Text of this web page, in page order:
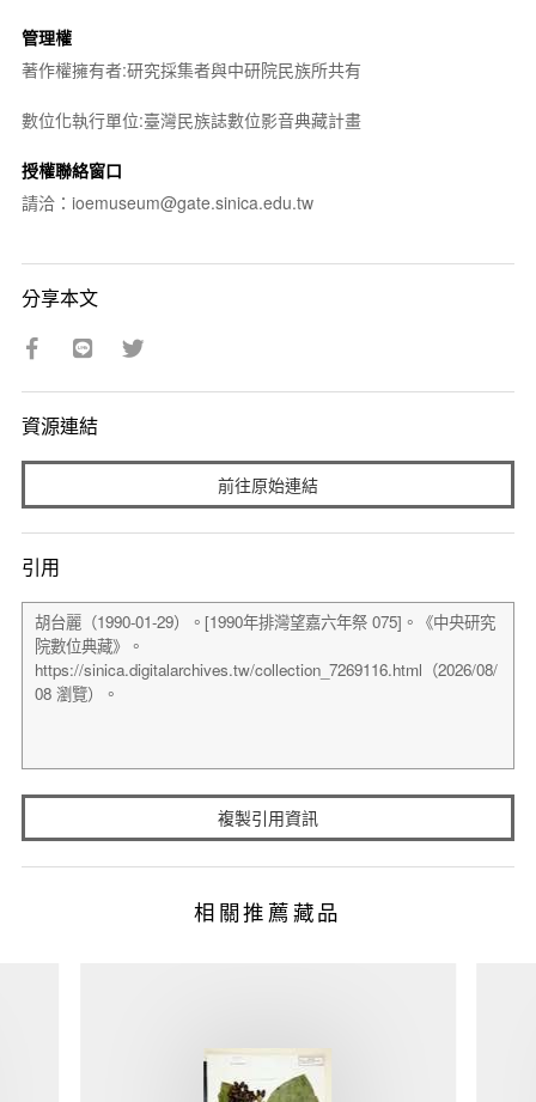
管理權
著作權擁有者:研究採集者與中研院民族所共有
數位化執行單位:臺灣民族誌數位影音典藏計畫
授權聯絡窗口
請洽：ioemuseum@gate.sinica.edu.tw
分享本文
資源連結
前往原始連結
引用
複製引用資訊
相關推薦藏品